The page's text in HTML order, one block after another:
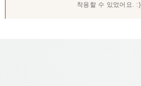
착용할 수 있었어요. :)